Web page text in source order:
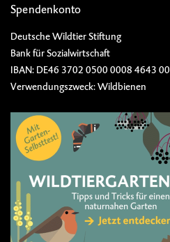
Spendenkonto
Deutsche Wildtier Stiftung
Bank für Sozialwirtschaft
IBAN: DE46 3702 0500 0008 4643 00
Verwendungszweck: Wildbienen